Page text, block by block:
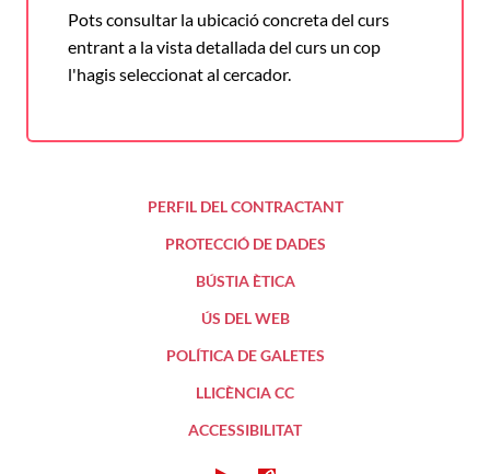
Pots consultar la ubicació concreta del curs
entrant a la vista detallada del curs un cop
l'hagis seleccionat al cercador.
PERFIL DEL CONTRACTANT
PROTECCIÓ DE DADES
BÚSTIA ÈTICA
ÚS DEL WEB
POLÍTICA DE GALETES
LLICÈNCIA CC
ACCESSIBILITAT